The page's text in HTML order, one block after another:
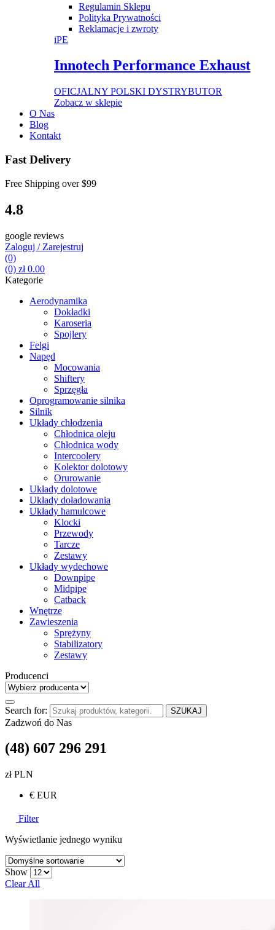
Regulamin Sklepu
Polityka Prywatności
Reklamacje i zwroty
iPE
Innotech Performance Exhaust
OFICJALNY POLSKI DYSTRYBUTOR
Zobacz w sklepie
O Nas
Blog
Kontakt
Fast Delivery
Free Shipping over$99
4.8
google reviews
Zaloguj / Zarejestruj
(0)
(0) zł0.00
Kategorie
Aerodynamika
Dokładki
Karoseria
Spojlery
Felgi
Napęd
Mocowania
Shiftery
Sprzęgła
Oprogramowanie silnika
Silnik
Układy chłodzenia
Chłodnica oleju
Chłodnica wody
Intercoolery
Kolektor dolotowy
Orurowanie
Układy dolotowe
Układy doładowania
Układy hamulcowe
Klocki
Przewody
Tarcze
Zestawy
Układy wydechowe
Downpipe
Midpipe
Catback
Wnętrze
Zawieszenia
Sprężyny
Stabilizatory
Zestawy
Producenci
Search for: SZUKAJ
Zadzwoń do Nas
(48) 607 296 291
zł PLN
€ EUR
Filter
Wyświetlanie jednego wyniku
Show
Clear All